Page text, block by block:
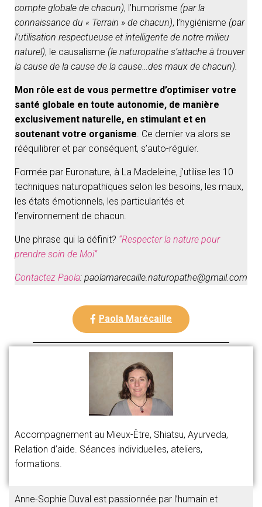
compte globale de chacun), l’humorisme (par la
connaissance du « Terrain » de chacun), l’hygiénisme (par
l’utilisation respectueuse et intelligente de notre milieu
naturel), le causalisme (le naturopathe s’attache à trouver
la cause de la cause de la cause…des maux de chacun).
Mon rôle est de vous permettre d’optimiser votre
santé globale en toute autonomie, de manière
exclusivement naturelle, en stimulant et en
soutenant votre organisme. Ce dernier va alors se
rééquilibrer et par conséquent, s’auto-réguler.
Formée par Euronature, à La Madeleine, j’utilise les 10
techniques naturopathiques selon les besoins, les maux,
les états émotionnels, les particularités et
l’environnement de chacun.
Une phrase qui la définit? “Respecter la nature pour
prendre soin de Moi”
Contactez Paola: paolamarecaille.naturopathe@gmail.com
Paola Marécaille
Accompagnement au Mieux-Être, Shiatsu, Ayurveda,
Relation d’aide. Séances individuelles, ateliers,
formations.
Anne-Sophie Duval est passionnée par l’humain et